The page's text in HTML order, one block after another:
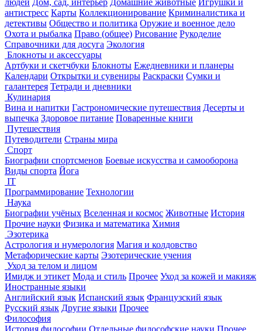
людей Дом, сад, интерьер Домашние животные Игрушки и
антистресс Карты Коллекционирование Криминалистика и
детективы Общество и политика Оружие и военное дело
Охота и рыбалка Право (общее) Рисование Рукоделие
Справочники для досуга Экология
Блокноты и аксессуары
Артбуки и скетчбуки Блокноты Ежедневники и планеры
Календари Открытки и сувениры Раскраски Сумки и
галантерея Тетради и дневники
Кулинария
Вина и напитки Гастрономические путешествия Десерты и
выпечка Здоровое питание Поваренные книги
Путешествия
Путеводители Страны мира
Спорт
Биографии спортсменов Боевые искусства и самооборона
Виды спорта Йога
IT
Программирование Технологии
Наука
Биографии учёных Вселенная и космос Животные История
Прочие науки Физика и математика Химия
Эзотерика
Астрология и нумерология Магия и колдовство
Метафорические карты Эзотерические учения
Уход за телом и лицом
Имидж и этикет Мода и стиль Прочее Уход за кожей и макияж
Иностранные языки
Английский язык Испанский язык Французский язык
Русский язык Другие языки Прочее
Философия
История философии Отдельные философские науки Прочее